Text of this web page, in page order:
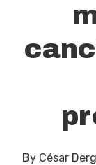
By César